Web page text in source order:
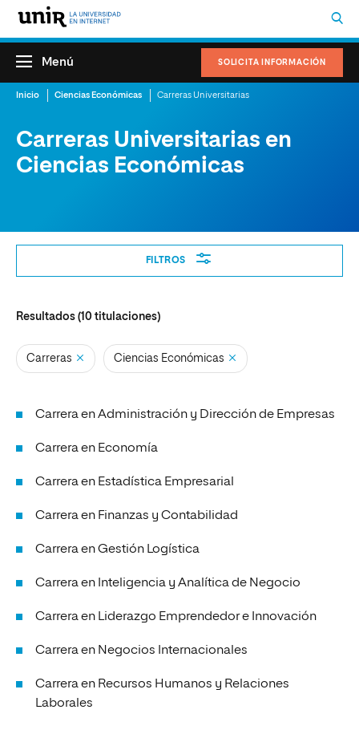
SOLICITA INFORMACIÓN
Menú
Inicio Ciencias Económicas Carreras Universitarias
Carreras Universitarias en
Ciencias Económicas
FILTROS
Resultados (10 titulaciones)
Carreras Ciencias Económicas
Carrera en Administración y Dirección de Empresas
Carrera en Economía
Carrera en Estadística Empresarial
Carrera en Finanzas y Contabilidad
Carrera en Gestión Logística
Carrera en Inteligencia y Analítica de Negocio
Carrera en Liderazgo Emprendedor e Innovación
Carrera en Negocios Internacionales
Carrera en Recursos Humanos y Relaciones
Laborales